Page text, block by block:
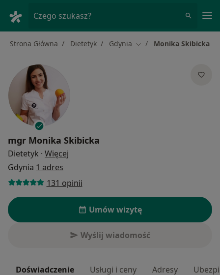
Czego szukasz?
Strona Główna Dietetyk Gdynia Zmień miasto
Monika Skibicka
mgr Monika Skibicka
Dietetyk · Więcej
Gdynia 1 adres
131 opinii
Umów wizytę
Wyślij wiadomość
Doświadczenie Usługi i ceny Adresy